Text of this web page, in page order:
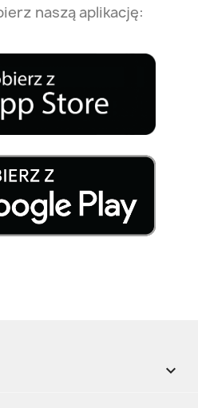
naszą aplikację:
